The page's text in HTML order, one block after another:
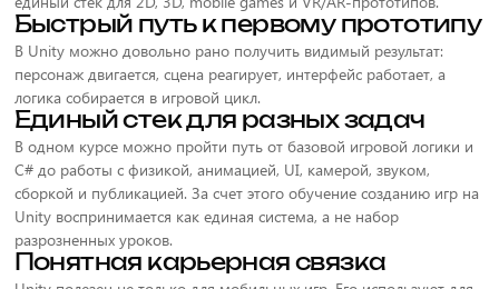
Быстрый путь к первому прототипу
В Unity можно довольно рано получить видимый результат:
персонаж двигается, сцена реагирует, интерфейс работает, а
логика собирается в игровой цикл.
Единый стек для разных задач
В одном курсе можно пройти путь от базовой игровой логики и
C# до работы с физикой, анимацией, UI, камерой, звуком,
сборкой и публикацией. За счет этого обучение созданию игр на
Unity воспринимается как единая система, а не набор
разрозненных уроков.
Понятная карьерная связка